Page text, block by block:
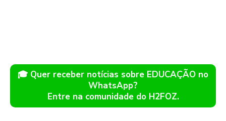
🎓 Quer receber notícias sobre EDUCAÇÃO no
WhatsApp?
Entre na comunidade do H2FOZ.